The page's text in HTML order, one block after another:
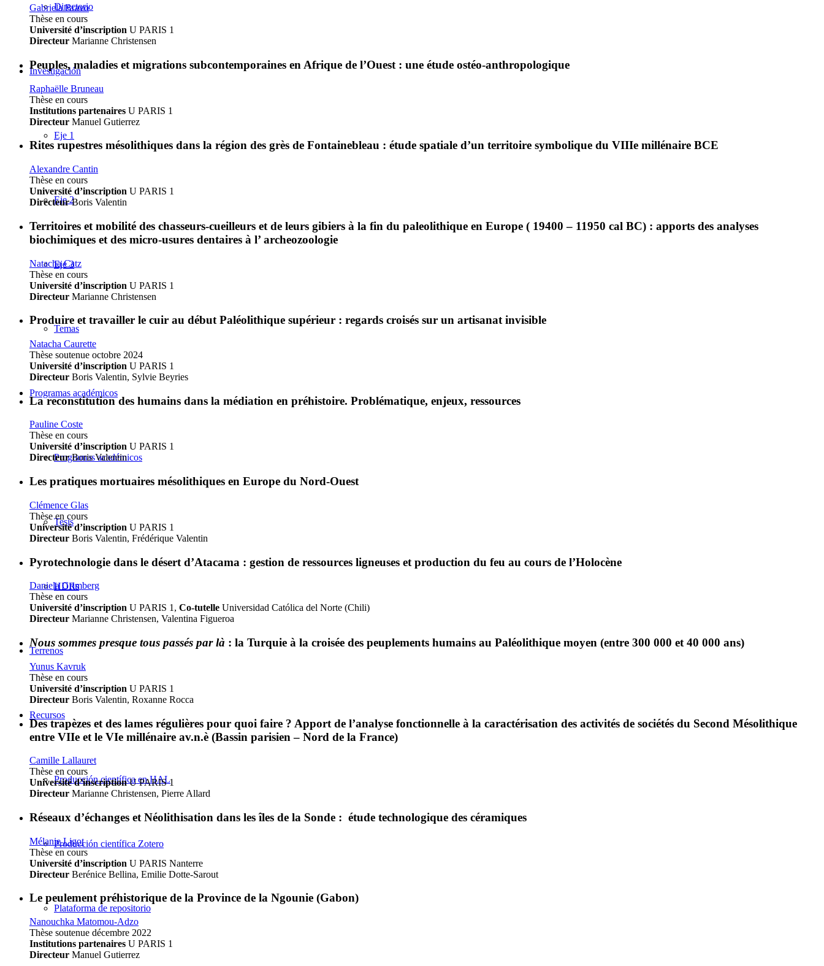
Directorio
Investigación
Eje 1
Eje 2
Eje 3
Temas
Programas académicos
Programas académicos
Tesis
HDRs
Terrenos
Recursos
Producción científica en HAL
Producción científica Zotero
Plataforma de repositorio
Gabriela Bravo
Thèse en cours
Université d’inscription U PARIS 1
Directeur Marianne Christensen
Peuples, maladies et migrations subcontemporaines en Afrique de l’Ouest : une étude ostéo-anthropologique
Raphaëlle Bruneau
Thèse en cours
Institutions partenaires U PARIS 1
Directeur Manuel Gutierrez
Rites rupestres mésolithiques dans la région des grès de Fontainebleau : étude spatiale d’un territoire symbolique du VIIIe millénaire BCE
Alexandre Cantin
Thèse en cours
Université d’inscription U PARIS 1
DirecteurBoris Valentin
Territoires et mobilité des chasseurs-cueilleurs et de leurs gibiers à la fin du paleolithique en Europe ( 19400 – 11950 cal BC) : apports des analyses
biochimiques et des micro-usures dentaires à l’ archeozoologie
Natacha Catz
Thèse en cours
Université d’inscription U PARIS 1
Directeur Marianne Christensen
Produire et travailler le cuir au début Paléolithique supérieur : regards croisés sur un artisanat invisible
Natacha Caurette
Thèse soutenue octobre 2024
Université d’inscription U PARIS 1
Directeur Boris Valentin, Sylvie Beyries
La reconstitution des humains dans la médiation en préhistoire. Problématique, enjeux, ressources
Pauline Coste
Thèse en cours
Université d’inscription U PARIS 1
DirecteurBoris Valentin
Les pratiques mortuaires mésolithiques en Europe du Nord-Ouest
Clémence Glas
Thèse en cours
Université d’inscription U PARIS 1
Directeur Boris Valentin, Frédérique Valentin
Pyrotechnologie dans le désert d’Atacama : gestion de ressources ligneuses et production du feu au cours de l’Holocène
Daniela Grimberg
Thèse en cours
Université d’inscription U PARIS 1, Co-tutelle Universidad Católica del Norte (Chili)
Directeur Marianne Christensen, Valentina Figueroa
Nous sommes presque tous passés par là : la Turquie à la croisée des peuplements humains au Paléolithique moyen (entre 300 000 et 40 000 ans)
Yunus Kavruk
Thèse en cours
Université d’inscription U PARIS 1
Directeur Boris Valentin, Roxanne Rocca
Des trapèzes et des lames régulières pour quoi faire ? Apport de l’analyse fonctionnelle à la caractérisation des activités de sociétés du Second Mésolithique
entre VIIe et le VIe millénaire av.n.è (Bassin parisien – Nord de la France)
Camille Lallauret
Thèse en cours
Université d’inscriptionU PARIS 1
Directeur Marianne Christensen, Pierre Allard
Réseaux d’échanges et Néolithisation dans les îles de la Sonde : étude technologique des céramiques
Mélanie Ligot
Thèse en cours
Université d’inscription U PARIS Nanterre
Directeur Berénice Bellina, Emilie Dotte-Sarout
Le peulement préhistorique de la Province de la Ngounie (Gabon)
Nanouchka Matomou-Adzo
Thèse soutenue décembre 2022
Institutions partenaires U PARIS 1
Directeur Manuel Gutierrez